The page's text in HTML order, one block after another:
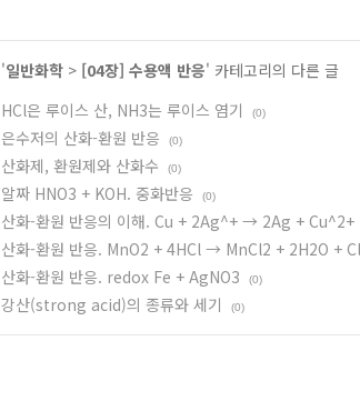
'일반화학 > [04장] 수용액 반응' 카테고리의 다른 글
HCl은 루이스 산, NH3는 루이스 염기
(0)
은수저의 산화-환원 반응 (0)
산화제, 환원제와 산화수 (0)
알짜 HNO3 + KOH. 중화반응 (0)
산화-환원 반응의 이해. Cu + 2Ag^+ → 2Ag + Cu^2+
산화-환원 반응. MnO2 + 4HCl → MnCl2 + 2H2O +
산화-환원 반응. redox Fe + AgNO3 (0)
강산(strong acid)의 종류와 세기 (0)